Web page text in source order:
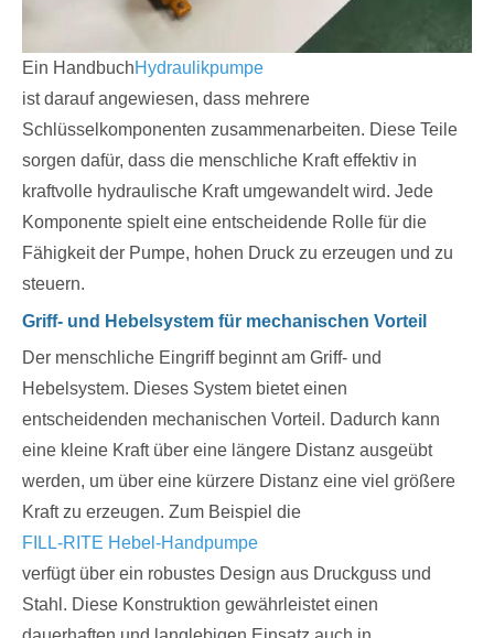
Ein HandbuchHydraulikpumpe
ist darauf angewiesen, dass mehrere
Schlüsselkomponenten zusammenarbeiten. Diese Teile
sorgen dafür, dass die menschliche Kraft effektiv in
kraftvolle hydraulische Kraft umgewandelt wird. Jede
Komponente spielt eine entscheidende Rolle für die
Fähigkeit der Pumpe, hohen Druck zu erzeugen und zu
steuern.
Griff- und Hebelsystem für mechanischen Vorteil
Der menschliche Eingriff beginnt am Griff- und
Hebelsystem. Dieses System bietet einen
entscheidenden mechanischen Vorteil. Dadurch kann
eine kleine Kraft über eine längere Distanz ausgeübt
werden, um über eine kürzere Distanz eine viel größere
Kraft zu erzeugen. Zum Beispiel die
FILL-RITE Hebel-Handpumpe
verfügt über ein robustes Design aus Druckguss und
Stahl. Diese Konstruktion gewährleistet einen